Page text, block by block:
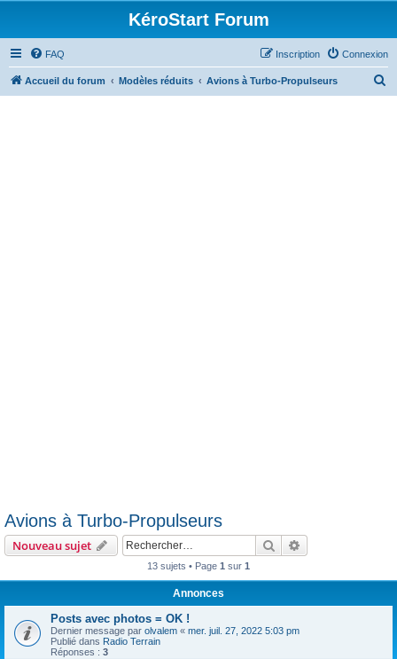
KéroStart Forum
FAQ Connexion
Inscription
Accueil du forum Modèles réduits Avions à Turbo-Propulseurs
Avions à Turbo-Propulseurs
Nouveau sujet Rechercher
13 sujets • Page 1 sur 1
Annonces
Posts avec photos = OK !
Dernier message par olvalem « mer. juil. 27, 2022 5:03 pm
Publié dans Radio Terrain
Réponses : 3